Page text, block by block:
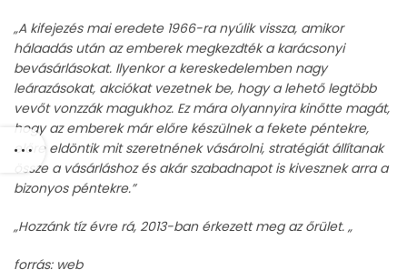
„A kifejezés mai eredete 1966-ra nyúlik vissza, amikor
hálaadás után az emberek megkezdték a karácsonyi
bevásárlásokat. Ilyenkor a kereskedelemben nagy
leárazásokat, akciókat vezetnek be, hogy a lehető legtöbb
vevőt vonzzák magukhoz. Ez mára olyannyira kinőtte magát,
hogy az emberek már előre készülnek a fekete péntekre,
előre eldöntik mit szeretnének vásárolni, stratégiát állítanak
össze a vásárláshoz és akár szabadnapot is kivesznek arra a
bizonyos péntekre.”
„Hozzánk tíz évre rá, 2013-ban érkezett meg az őrület. „
forrás: web